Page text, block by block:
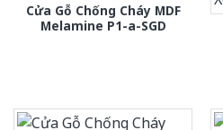
Cửa Gỗ Chống Cháy MDF
Melamine P1-a-SGD